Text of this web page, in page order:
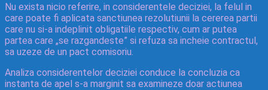
Nu exista nicio referire, in considerentele deciziei, la felul in
care poate fi aplicata sanctiunea rezolutiunii la cererea partii
care nu si-a indeplinit obligatiile respectiv, cum ar putea
partea care „se razgandeste” si refuza sa incheie contractul,
sa uzeze de un pact comisoriu.
Analiza considerentelor deciziei conduce la concluzia ca
instanta de apel s-a marginit sa examineze doar actiunea